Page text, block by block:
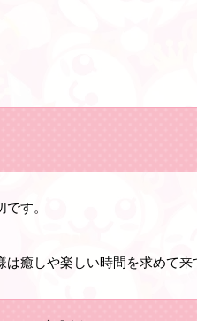
す。
癒しや楽しい時間を求めて来